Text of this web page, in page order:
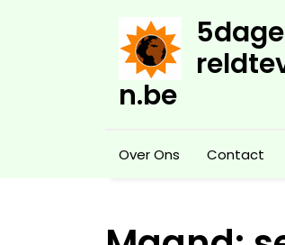
n.be
Over Ons Contact